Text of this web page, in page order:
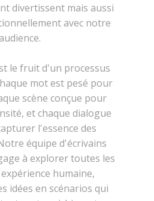
divertissent mais aussi
avec notre
le fruit d'un processus
mot est pesé pour
scène conçue pour
et chaque dialogue
l'essence des
équipe d'écrivains
à explorer toutes les
humaine,
idées en scénarios qui